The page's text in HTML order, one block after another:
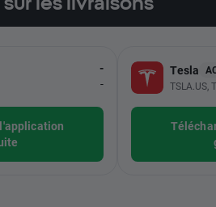
-
-
Tesla
TSLA.US,